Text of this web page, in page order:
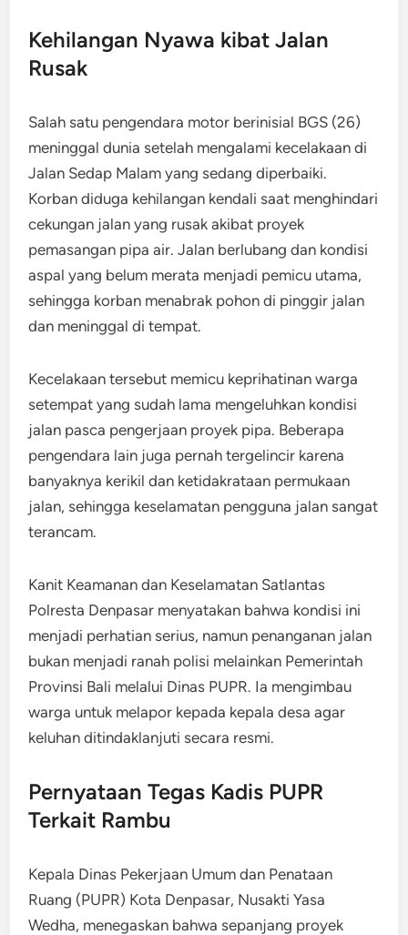
Kehilangan Nyawa kibat Jalan
Rusak
Salah satu pengendara motor berinisial BGS (26)
meninggal dunia setelah mengalami kecelakaan di
Jalan Sedap Malam yang sedang diperbaiki.
Korban diduga kehilangan kendali saat menghindari
cekungan jalan yang rusak akibat proyek
pemasangan pipa air. Jalan berlubang dan kondisi
aspal yang belum merata menjadi pemicu utama,
sehingga korban menabrak pohon di pinggir jalan
dan meninggal di tempat.
Kecelakaan tersebut memicu keprihatinan warga
setempat yang sudah lama mengeluhkan kondisi
jalan pasca pengerjaan proyek pipa. Beberapa
pengendara lain juga pernah tergelincir karena
banyaknya kerikil dan ketidakrataan permukaan
jalan, sehingga keselamatan pengguna jalan sangat
terancam.
Kanit Keamanan dan Keselamatan Satlantas
Polresta Denpasar menyatakan bahwa kondisi ini
menjadi perhatian serius, namun penanganan jalan
bukan menjadi ranah polisi melainkan Pemerintah
Provinsi Bali melalui Dinas PUPR. Ia mengimbau
warga untuk melapor kepada kepala desa agar
keluhan ditindaklanjuti secara resmi.
Pernyataan Tegas Kadis PUPR
Terkait Rambu
Kepala Dinas Pekerjaan Umum dan Penataan
Ruang (PUPR) Kota Denpasar, Nusakti Yasa
Wedha, menegaskan bahwa sepanjang proyek